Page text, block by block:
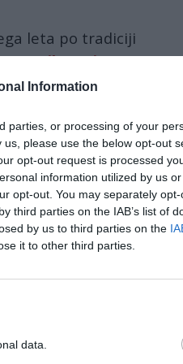
Information
parties, or processing of your
please use the below opt-out
opt-out request is processed
information utilized by us
opt-out. You may separately
third parties on the IAB’s list of
by us to third parties on the
it to other third parties.
data.
leta po tradiciji
Musikvereina. Tempo
Strauss in
Gustavo Dudamel.
najbolj priljubljenih
ponuditi muzikalno
kot glasbeni
prijateljstva in miru.
približno 50
stal za pultom te
koncertom je povedal,